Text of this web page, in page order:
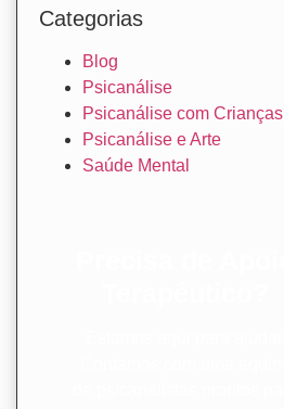
Categorias
Blog
Psicanálise
Psicanálise com Crianças
Psicanálise e Arte
Saúde Mental